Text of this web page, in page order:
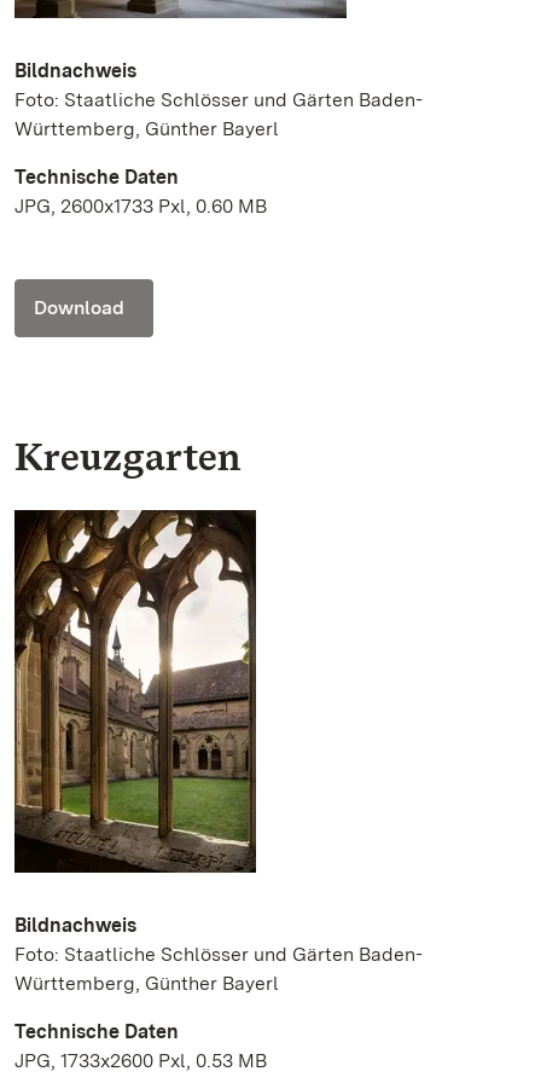
Bildnachweis
Foto: Staatliche Schlösser und Gärten Baden-
Württemberg, Günther Bayerl
Technische Daten
JPG, 2600x1733 Pxl, 0.60 MB
Download
Kreuzgarten
Bildnachweis
Foto: Staatliche Schlösser und Gärten Baden-
Württemberg, Günther Bayerl
Technische Daten
JPG, 1733x2600 Pxl, 0.53 MB